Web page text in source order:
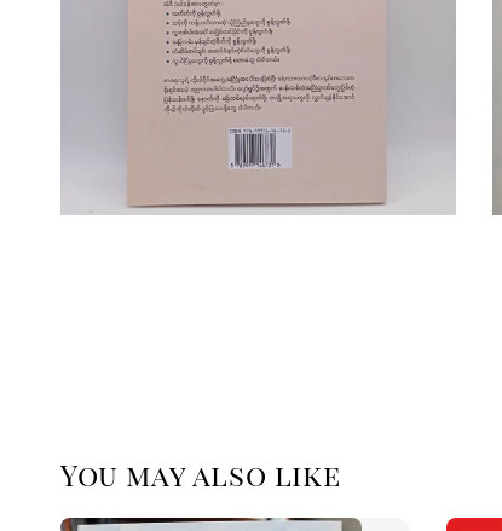
You may also like